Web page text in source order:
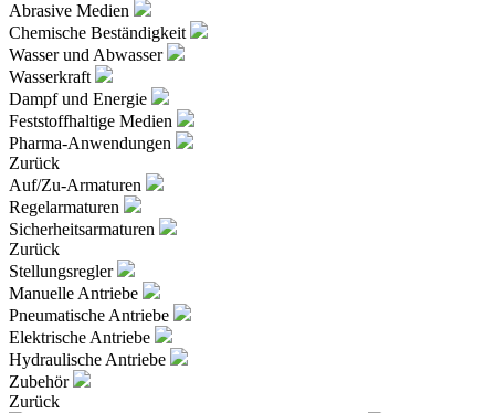
Abrasive Medien
Chemische Beständigkeit
Wasser und Abwasser
Wasserkraft
Dampf und Energie
Feststoffhaltige Medien
Pharma-Anwendungen
Zurück
Auf/Zu-Armaturen
Regelarmaturen
Sicherheitsarmaturen
Zurück
Stellungsregler
Manuelle Antriebe
Pneumatische Antriebe
Elektrische Antriebe
Hydraulische Antriebe
Zubehör
Zurück